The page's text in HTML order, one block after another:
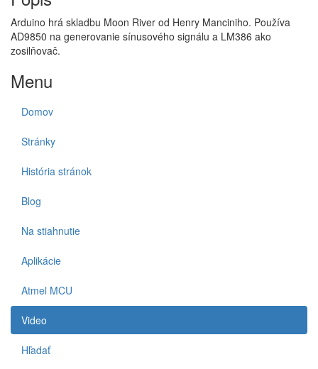
Arduino hrá skladbu Moon River od Henry Manciniho. Používa
AD9850 na generovanie sínusového signálu a LM386 ako
zosilňovač.
Menu
Domov
Stránky
História stránok
Blog
Na stiahnutie
Aplikácie
Atmel MCU
Video
Hľadať